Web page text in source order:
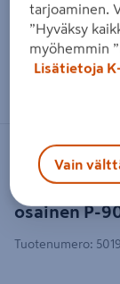
Työkalu- ja
osainen P-
MAKITA
Tuotenumero:
tarjoaminen.
”Hyväksy
myöhemmin
Lisätietoja
Vain